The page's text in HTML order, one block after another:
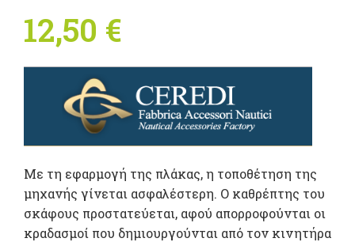
12,50 €
Με τη εφαρμογή της πλάκας, η τοποθέτηση της
μηχανής γίνεται ασφαλέστερη. Ο καθρέπτης του
σκάφους προστατεύεται, αφού απορροφούνται οι
κραδασμοί που δημιουργούνται από τον κινητήρα